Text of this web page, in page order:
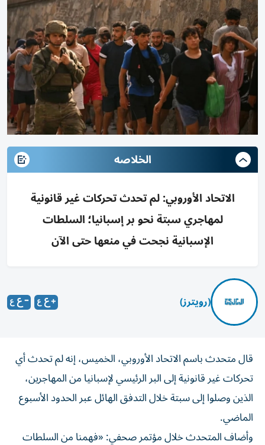
الخلاصه
الاتحاد الأوروبي: لم تحدث تحركات غير قانونية
لمهاجري سبتة نحو بر إسبانيا؛ السلطات
الإسبانية نجحت في منعها حتى الآن
(رويترز)
‌قال متحدث باسم ​الاتحاد ⁠الأوروبي، الخميس، ‌إنه لم ‌تحدث أي
تحركات ‌غير قانونية إلى ⁠البر الرئيسي لإسبانيا من المهاجرين،
الذين وصلوا إلى سبتة خلال ​التدفق الهائل عبر الحدود ‌الأسبوع
الماضي.
وأضاف المتحدث خلال ⁠مؤتمر صحفي: «فهمنا من السلطات